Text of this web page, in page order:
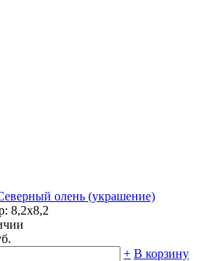
олень (украшение)
8,2х8,2
+ В корзину